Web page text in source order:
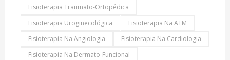
Fisioterapia Traumato-Ortopédica
Fisioterapia Uroginecológica
Fisioterapia Na ATM
Fisioterapia Na Angiologia
Fisioterapia Na Cardiologia
Fisioterapia Na Dermato-Funcional